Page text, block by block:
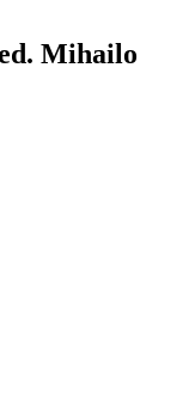
Mihailo